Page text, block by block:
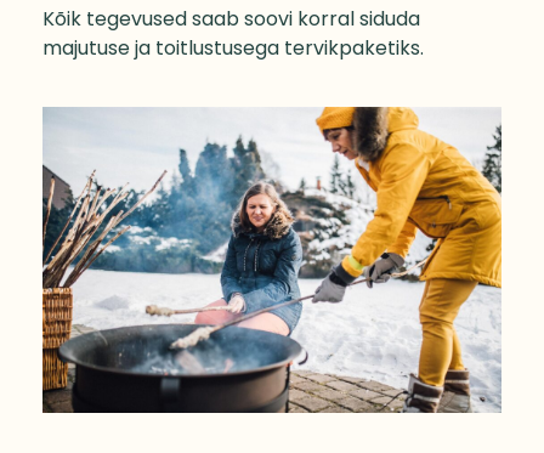
Kõik tegevused saab soovi korral siduda
majutuse ja toitlustusega tervikpaketiks.